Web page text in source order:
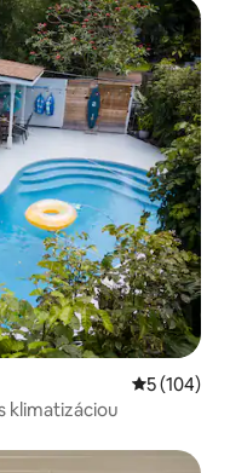
Priemerné
5 (104)
klimatizáciou